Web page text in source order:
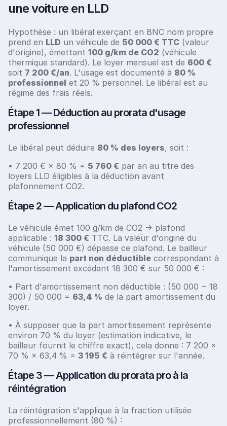
une voiture en LLD
Hypothèse : un libéral exerçant en BNC nom propre
prend en LLD un véhicule de 50 000 € TTC (valeur
d'origine), émettant 100 g/km de CO2 (véhicule
thermique standard). Le loyer mensuel est de 600 €
soit 7 200 €/an. L'usage est documenté à 80 %
professionnel et 20 % personnel. Le libéral est au
régime des frais réels.
Étape 1 — Déduction au prorata d'usage
professionnel
Le libéral peut déduire 80 % des loyers, soit :
• 7 200 € × 80 % = 5 760 € par an au titre des
loyers LLD éligibles à la déduction avant
plafonnement CO2.
Étape 2 — Application du plafond CO2
Le véhicule émet 100 g/km de CO2 → plafond
applicable : 18 300 € TTC. La valeur d'origine du
véhicule (50 000 €) dépasse ce plafond. Le bailleur
communique la part non déductible correspondant à
l'amortissement excédant 18 300 € sur 50 000 € :
• Part d'amortissement non déductible : (50 000 − 18
300) / 50 000 = 63,4 % de la part amortissement du
loyer.
• À supposer que la part amortissement représente
environ 70 % du loyer (estimation indicative, le
bailleur fournit le chiffre exact), cela donne : 7 200 ×
70 % × 63,4 % = 3 195 € à réintégrer sur l'année.
Étape 3 — Application du prorata pro à la
réintégration
La réintégration s'applique à la fraction utilisée
professionnellement (80 %) :